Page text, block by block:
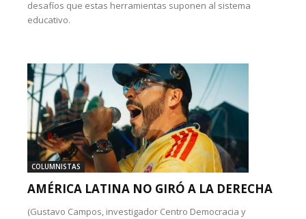
desafíos que estas herramientas suponen al sistema
educativo.
COLUMNISTAS
AMÉRICA LATINA NO GIRÓ A LA DERECHA
(Gustavo Campos, investigador Centro Democracia y